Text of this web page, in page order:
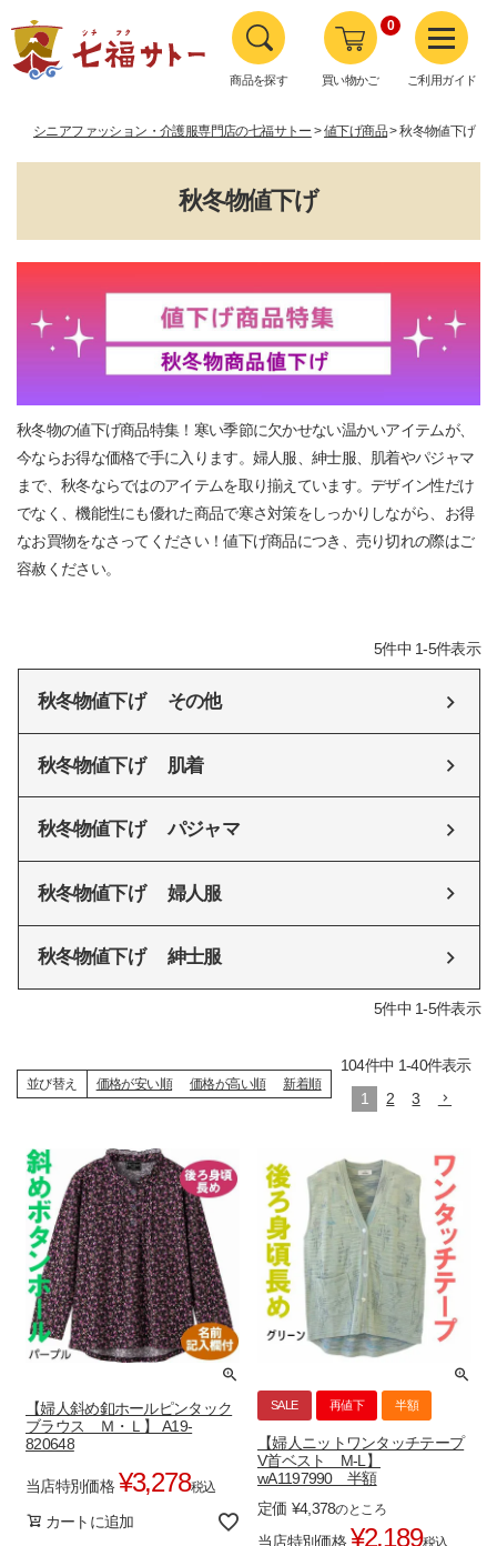
商品を探す 買い物かご
0
ご利用ガイド
シニアファッション・介護服専門店の七福サトー 値下げ商品 秋冬物値下げ
秋冬物値下げ
秋冬物の値下げ商品特集！寒い季節に欠かせない温かいアイテムが、
今ならお得な価格で手に入ります。婦人服、紳士服、肌着やパジャマ
まで、秋冬ならではのアイテムを取り揃えています。デザイン性だけ
でなく、機能性にも優れた商品で寒さ対策をしっかりしながら、お得
なお買物をなさってください！値下げ商品につき、売り切れの際はご
容赦ください。
5件中 1-5件表示
秋冬物値下げ その他
秋冬物値下げ 肌着
秋冬物値下げ パジャマ
秋冬物値下げ 婦人服
秋冬物値下げ 紳士服
5件中 1-5件表示
並び替え 価格が安い順 価格が高い順 新着順
104件中 1-40件表示
1
2 3
【婦人斜め釦ホールピンタック
ブラウス Ｍ・Ｌ】 A19-
820648
当店特別価格 ¥3,278税込
カートに追加
SALE 再値下 半額
【婦人ニットワンタッチテープ
V首ベスト M-L】
wA1197990 半額
定価 ¥4,378のところ
当店特別価格 ¥2,189